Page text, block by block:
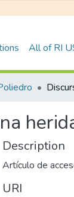
All of RI
Description
Artículo de
URI